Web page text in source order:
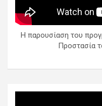
Η παρουσίαση του
Προστασία